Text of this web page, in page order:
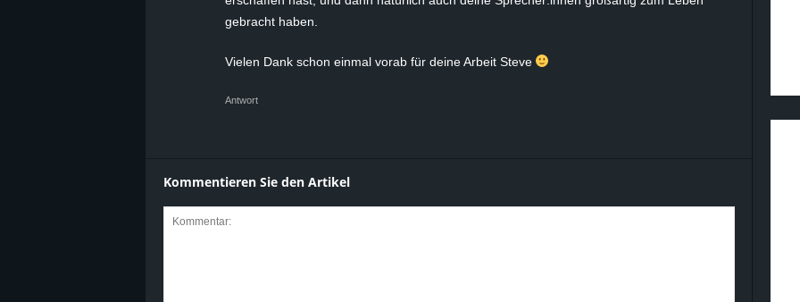
gebracht haben.
Vielen Dank schon einmal vorab für deine Arbeit Steve
Antwort
Kommentieren Sie den Artikel